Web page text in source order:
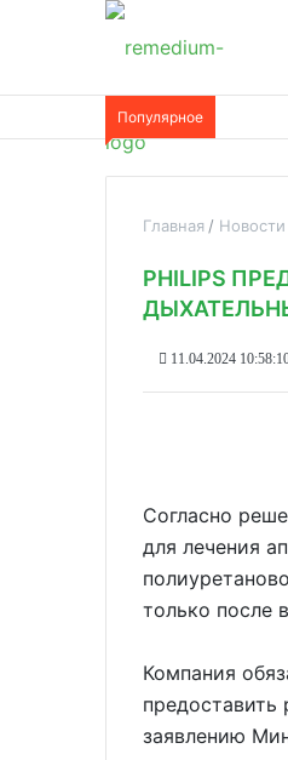
Популярное
Главная Новости
PHILIPS
11.04.2024
Согласно
для лечения
только после
Компания
заявлению